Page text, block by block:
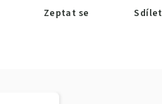
Zeptat se Sdílet